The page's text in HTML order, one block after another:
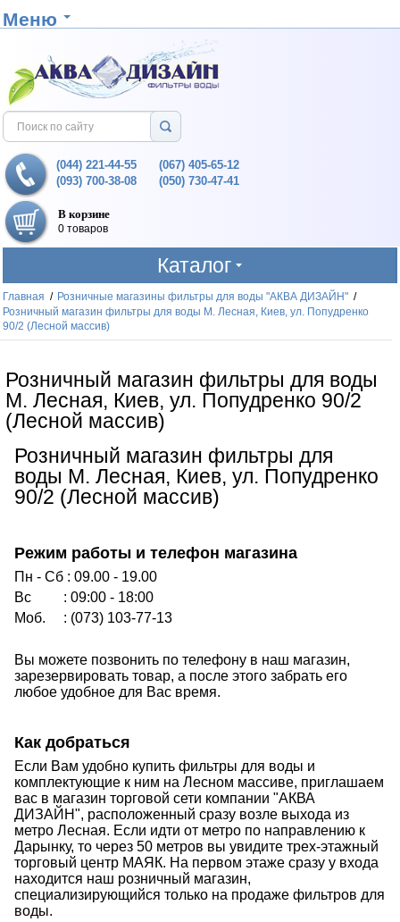
Меню
(044) 221-44-55
(093) 700-38-08
(067) 405-65-12
(050) 730-47-41
В корзине
0 товаров
Каталог
Главная / Розничные магазины фильтры для воды "АКВА ДИЗАЙН" /
Розничный магазин фильтры для воды М. Лесная, Киев, ул. Попудренко
90/2 (Лесной массив)
Розничный магазин фильтры для воды
М. Лесная, Киев, ул. Попудренко 90/2
(Лесной массив)
Розничный магазин фильтры для
воды М. Лесная, Киев, ул. Попудренко
90/2 (Лесной массив)
Режим работы и телефон магазина
Пн - Сб : 09.00 - 19.00
Вс : 09:00 - 18:00
Моб. : (073) 103-77-13
Вы можете позвонить по телефону в наш магазин,
зарезервировать товар, а после этого забрать его
любое удобное для Вас время.
Как добраться
Если Вам удобно купить фильтры для воды и
комплектующие к ним на Лесном массиве, приглашаем
вас в магазин торговой сети компании "АКВА
ДИЗАЙН", расположенный сразу возле выхода из
метро Лесная. Если идти от метро по направлению к
Дарынку, то через 50 метров вы увидите трех-этажный
торговый центр МАЯК. На первом этаже сразу у входа
находится наш розничный магазин,
специализирующийся только на продаже фильтров для
воды.